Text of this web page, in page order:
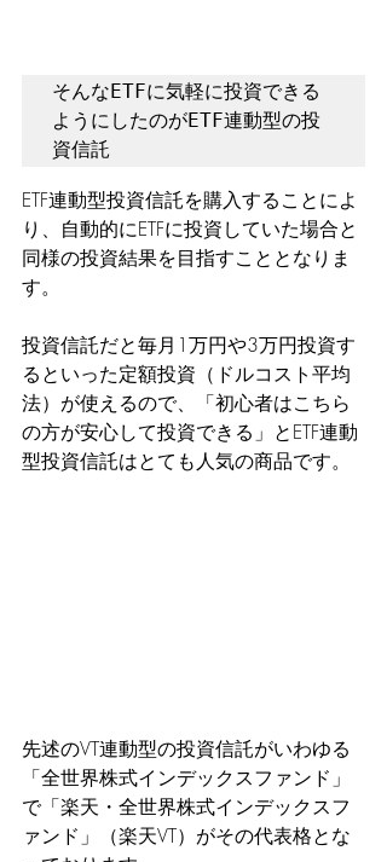
そんなETFに気軽に投資できる
ようにしたのがETF連動型の投
資信託
ETF連動型投資信託を購入することによ
り、自動的にETFに投資していた場合と
同様の投資結果を目指すこととなりま
す。
投資信託だと毎月1万円や3万円投資す
るといった定額投資（ドルコスト平均
法）が使えるので、「初心者はこちら
の方が安心して投資できる」とETF連動
型投資信託はとても人気の商品です。
先述のVT連動型の投資信託がいわゆる
「全世界株式インデックスファンド」
で「楽天・全世界株式インデックスフ
ァンド」（楽天VT）がその代表格とな